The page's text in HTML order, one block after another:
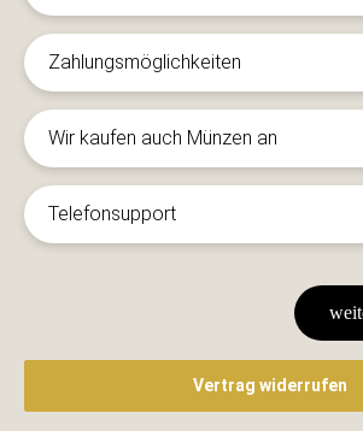
Zahlungsmöglichkeiten
Wir kaufen auch Münzen an
Telefonsupport
Vertrag widerrufen